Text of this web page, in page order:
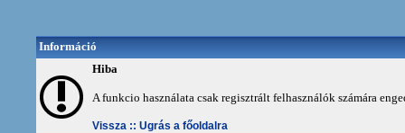
Információ
Hiba
A funkcio használata csak regisztrált felhasználók számára
Vissza :: Ugrás a főoldalra